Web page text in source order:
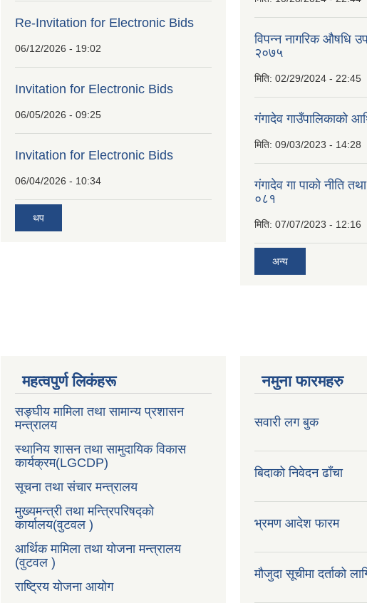
Re-Invitation for Electronic Bids
06/12/2026 - 19:02
Invitation for Electronic Bids
06/05/2026 - 09:25
Invitation for Electronic Bids
06/04/2026 - 10:34
थप
विपन्न नागरिक औषधि
२०७५
मिति: 02/29/2024 - 22:45
गंगादेव गाउँपालिकाको
मिति: 09/03/2023 - 14:28
गंगादेव गा पाको नीति
०८१
मिति: 07/07/2023 - 12:16
अन्य
महत्वपुर्ण लिकंहरू
सङ्घीय मामिला तथा सामान्य प्रशासन
मन्त्रालय
स्थानिय शासन तथा सामुदायिक विकास
कार्यक्रम(LGCDP)
सूचना तथा संचार मन्त्रालय
मुख्यमन्त्री तथा मन्त्रिपरिषद्को
कार्यालय(वुटवल )
आर्थिक मामिला तथा योजना मन्त्रालय
(वुटवल )
राष्ट्रिय योजना आयोग
नमुना फारमहरु
सवारी लग बुक
बिदाको निवेदन ढाँचा
भ्रमण आदेश फारम
मौजुदा सूचीमा दर्ताको